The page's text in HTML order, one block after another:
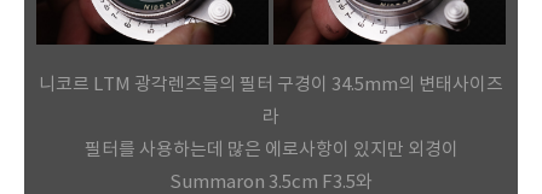
니코르 LTM 광각렌즈들의 필터 구경이 34.5mm의 변태사이즈
라
필터를 사용하는데 많은 에로사항이 있지만 외경이
Summaron 3.5cm F3.5와